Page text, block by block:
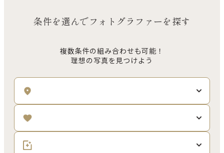
条件を選んでフォトグラファーを探す
複数条件の組み合わせも可能！
理想の写真を見つけよう